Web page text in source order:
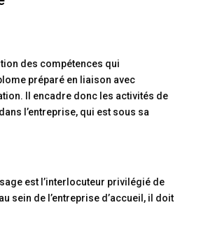
des compétences qui
préparé en liaison avec
Il encadre donc les activités de
l’entreprise, qui est sous sa
est l’interlocuteur privilégié de
sein de l’entreprise d’accueil, il doit